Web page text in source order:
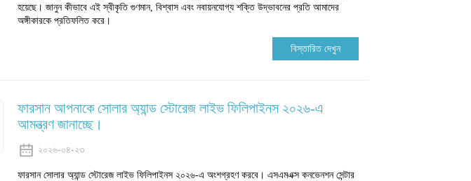
হয়েছে। জানুন কীভাবে এই স্বীকৃতি গুণমান, বিশ্বাস এবং নবায়নযোগ্য শক্তি উদ্ভাবনের প্রতি আমাদের
অঙ্গীকারকে প্রতিফলিত করে।
বিস্তারিত দেখুন
ফারসান আপনাকে সোলার অ্যান্ড স্টোরেজ লাইভ ফিলিপাইনস ২০২৬-এ
আমন্ত্রণ জানাচ্ছে।
২০২৬-০৪-২৩
ফারসান সোলার অ্যান্ড স্টোরেজ লাইভ ফিলিপাইনস ২০২৬-এ অংশগ্রহণ করবে। এসএমএক্স কনভেনশন সেন্টার